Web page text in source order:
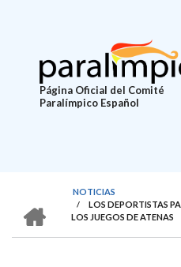
principal
Página Oficial del Comité
Paralímpico Español
SOBRESCRIBIR
ENLACES
NOTICIAS
/
LOS DEPORTISTAS
LOS JUEGOS DE ATENAS